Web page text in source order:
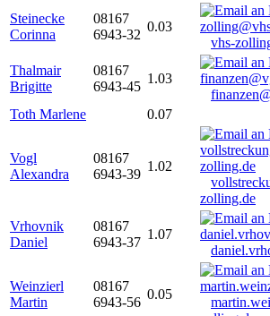
Steinecke
Corinna
08167
6943-32
0.03
vhs-
Thalmair
Brigitte
08167
6943-45
1.03
Toth Marlene
0.07
Vogl
Alexandra
08167
6943-39
1.02
zolling.de
Vrhovnik
Daniel
08167
6943-37
1.07
Weinzierl
Martin
08167
6943-56
0.05